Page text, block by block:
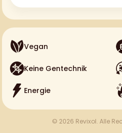
Vegan
Keine Gentechnik
Energie
© 2026 Revixol. Alle